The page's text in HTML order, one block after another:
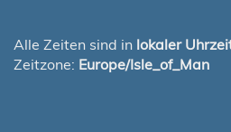
Alle Zeiten sind in lokaler
Zeitzone: Europe/Isle_of_Man